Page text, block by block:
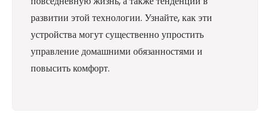
развитии этой технологии. Узнайте, как эти
устройства могут существенно упростить
управление домашними обязанностями и
повысить комфорт.